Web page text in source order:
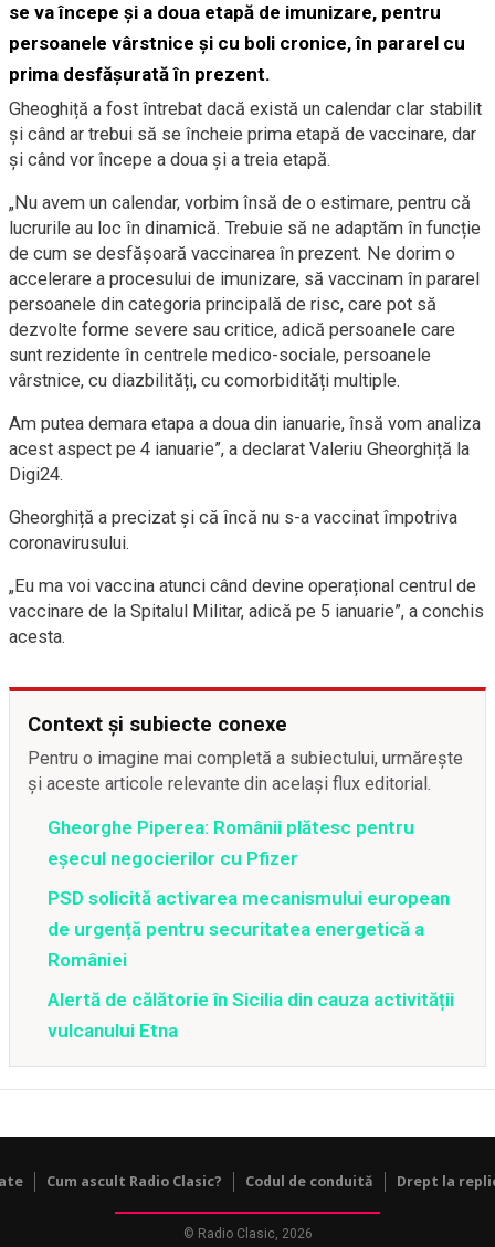
se va începe și a doua etapă de imunizare, pentru
persoanele vârstnice și cu boli cronice, în pararel cu
prima desfășurată în prezent.
Gheoghiță a fost întrebat dacă există un calendar clar stabilit
și când ar trebui să se încheie prima etapă de vaccinare, dar
și când vor începe a doua și a treia etapă.
„Nu avem un calendar, vorbim însă de o estimare, pentru că
lucrurile au loc în dinamică. Trebuie să ne adaptăm în funcție
de cum se desfășoară vaccinarea în prezent. Ne dorim o
accelerare a procesului de imunizare, să vaccinam în pararel
persoanele din categoria principală de risc, care pot să
dezvolte forme severe sau critice, adică persoanele care
sunt rezidente în centrele medico-sociale, persoanele
vârstnice, cu diazbilități, cu comorbidități multiple.
Am putea demara etapa a doua din ianuarie, însă vom analiza
acest aspect pe 4 ianuarie”, a declarat Valeriu Gheorghiță la
Digi24.
Gheorghiță a precizat și că încă nu s-a vaccinat împotriva
coronavirusului.
„Eu ma voi vaccina atunci când devine operațional centrul de
vaccinare de la Spitalul Militar, adică pe 5 ianuarie”, a conchis
acesta.
Context și subiecte conexe
Pentru o imagine mai completă a subiectului, urmărește
și aceste articole relevante din același flux editorial.
Gheorghe Piperea: Românii plătesc pentru
eșecul negocierilor cu Pfizer
PSD solicită activarea mecanismului european
de urgență pentru securitatea energetică a
României
Alertă de călătorie în Sicilia din cauza activității
vulcanului Etna
Cum ascult Radio Clasic? Codul de conduită Drept la
© Radio Clasic, 2026